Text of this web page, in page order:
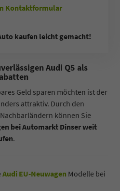
Kontaktformular
kaufen leicht gemacht!
Audi Q5 als
Geld sparen möchten ist der
attraktiv. Durch den
können Sie
bei Automarkt Dinser weit
.
Audi EU-Neuwagen Modelle bei